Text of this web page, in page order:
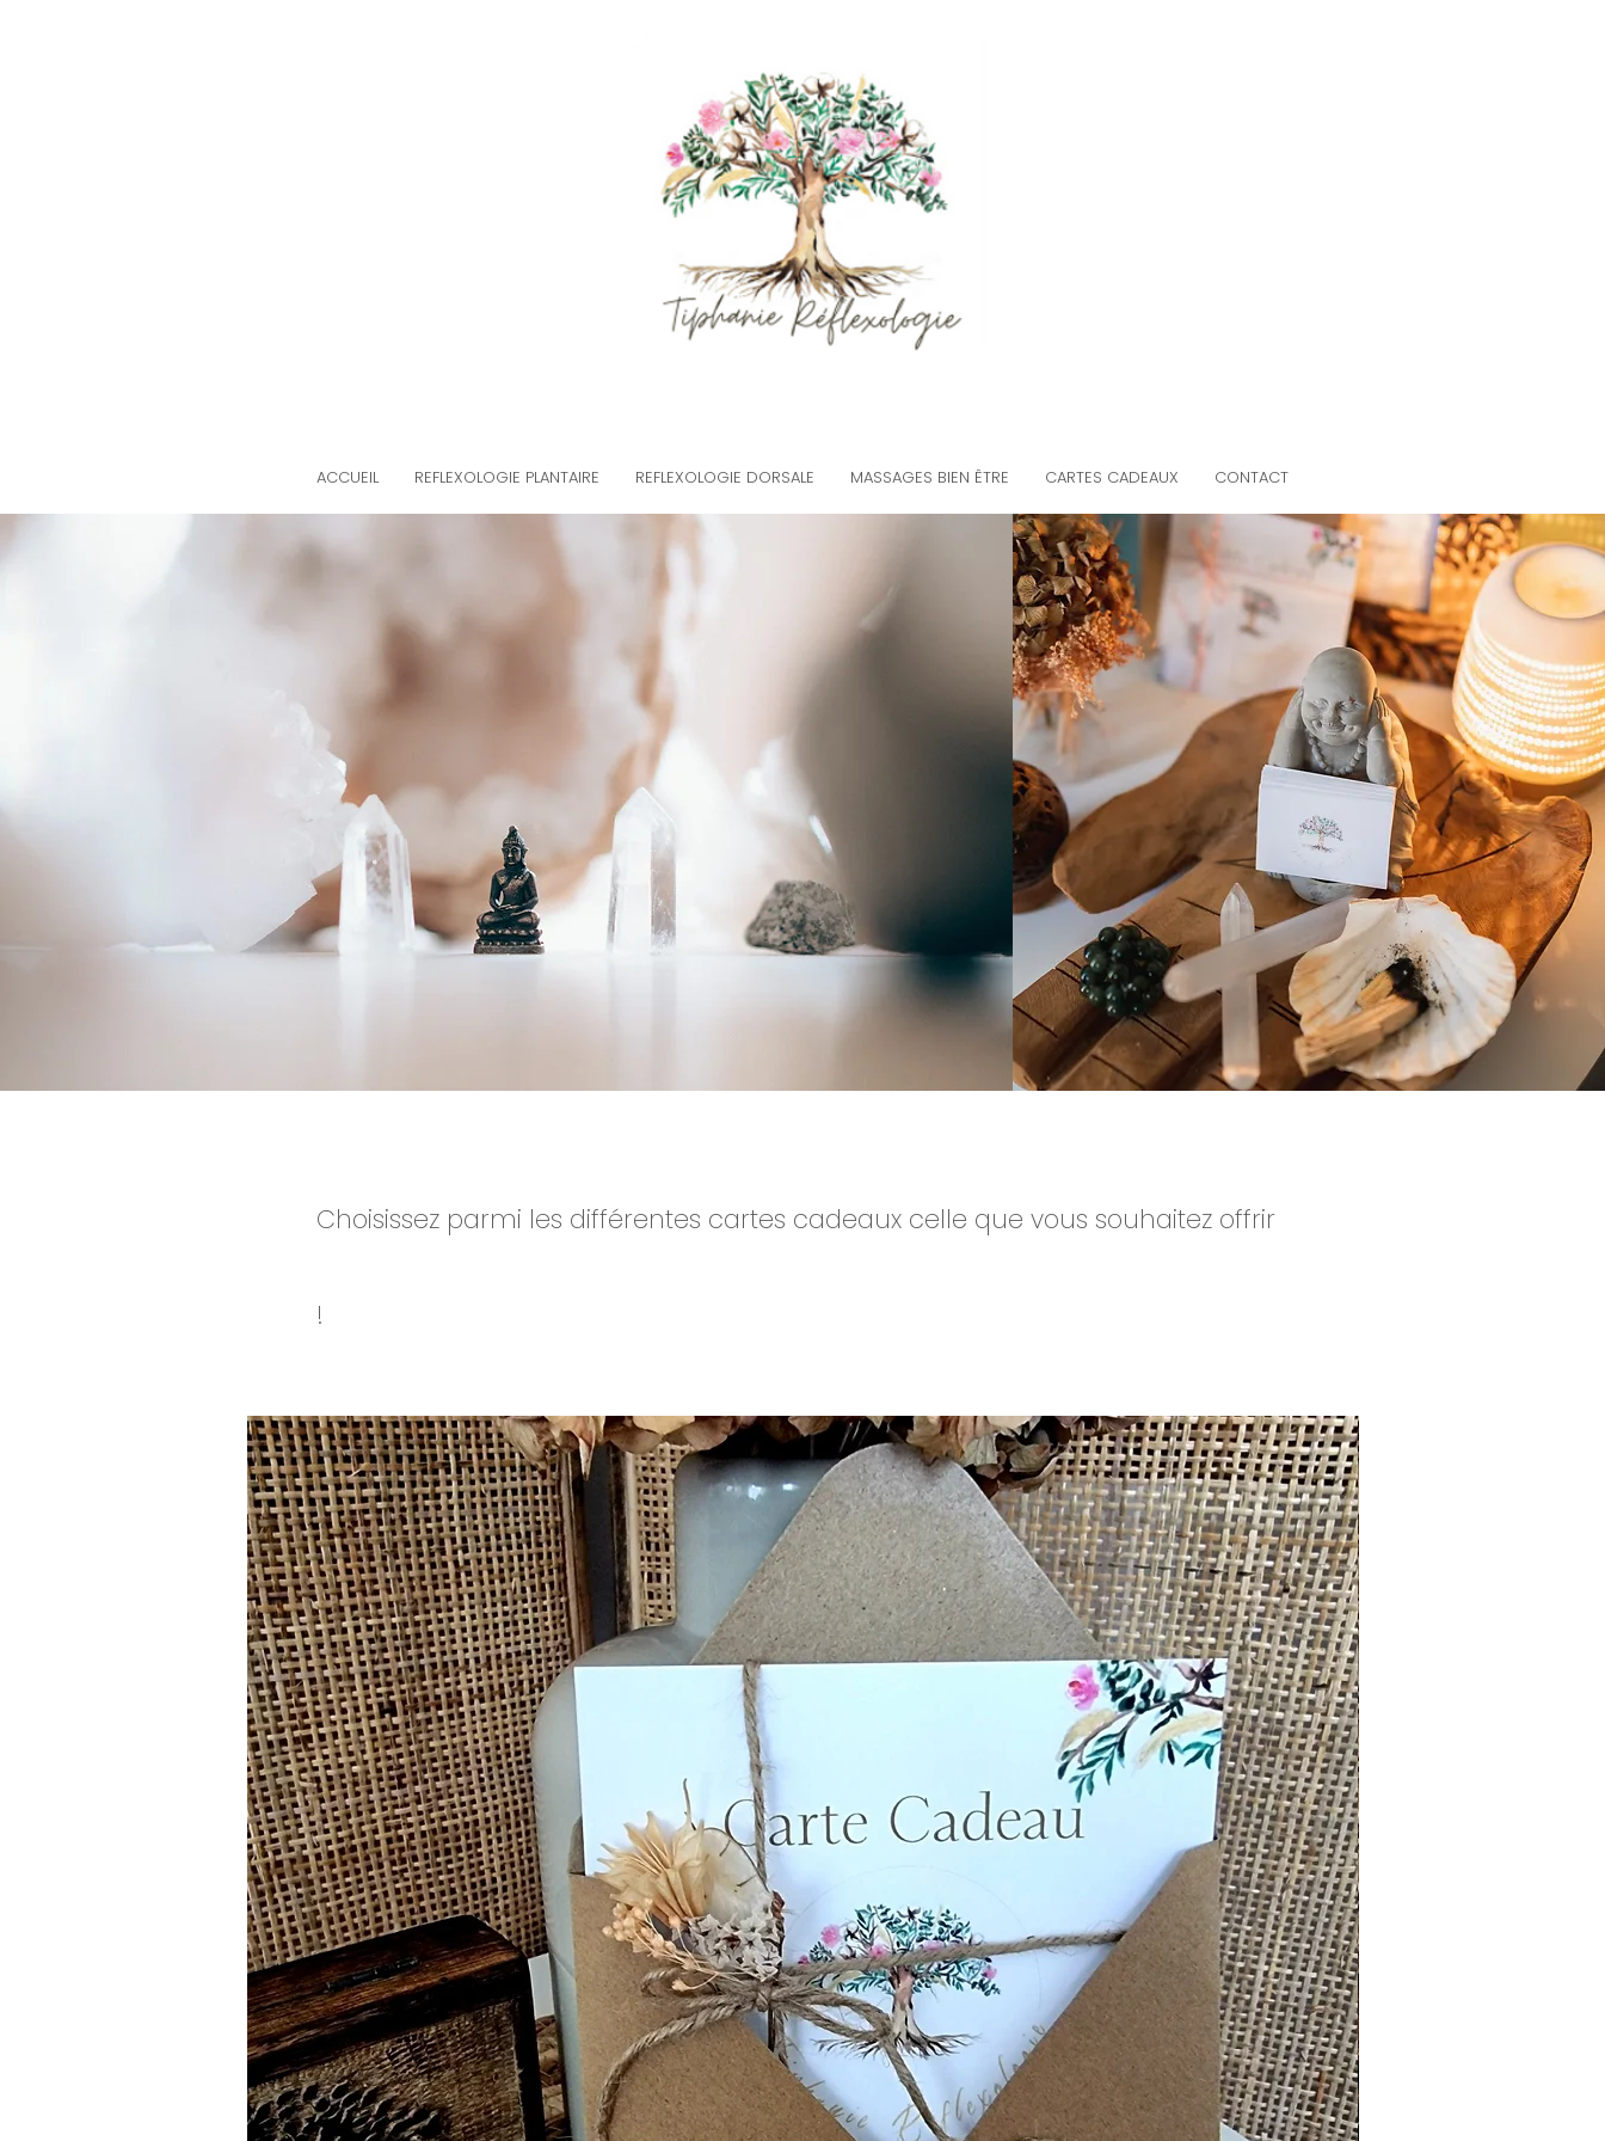
ACCUEIL REFLEXOLOGIE PLANTAIRE REFLEXOLOGIE DORSALE MASSAGES BIEN ÊTRE CARTES CADEAUX CONTACT
Choisissez parmi les différentes cartes cadeaux celle que vous souhaitez offrir
!